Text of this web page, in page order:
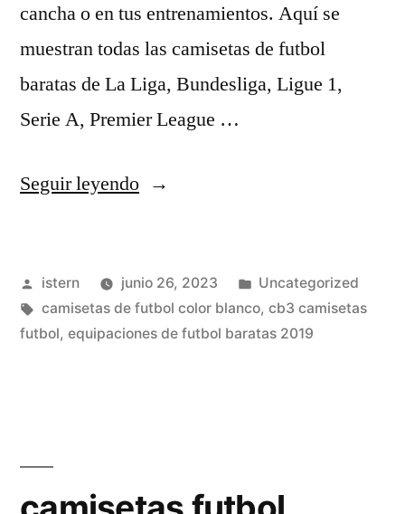
cancha o en tus entrenamientos. Aquí se
muestran todas las camisetas de futbol
baratas de La Liga, Bundesliga, Ligue 1,
Serie A, Premier League …
Seguir leyendo«camisetas
baratas
2018
Publicado
por
istern junio 26, 2023
Publicado
en
Uncategorized
Etiquetas:
camisetas de futbol color blanco, cb3 camisetas
futbol, equipaciones de futbol baratas 2019